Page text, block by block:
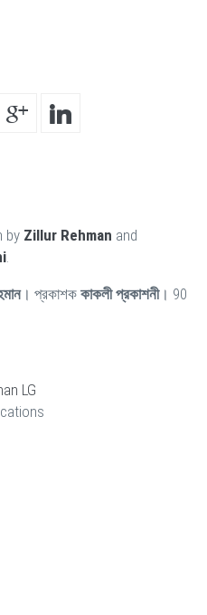
by Zillur Rehman and
। প্রকাশক কাকলী প্রকাশনী। 90
LG